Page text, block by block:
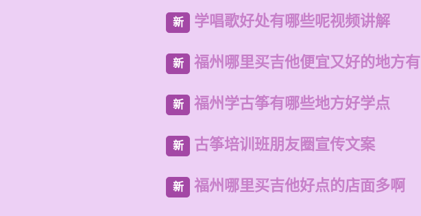
新 学唱歌好处有哪些呢视频讲解
新 福州哪里买吉他便宜又好的地方有
新 福州学古筝有哪些地方好学点
新 古筝培训班朋友圈宣传文案
新 福州哪里买吉他好点的店面多啊